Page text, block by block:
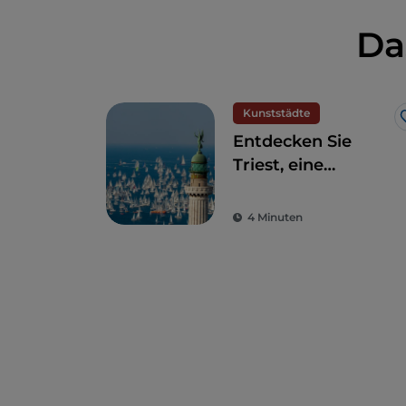
Kunststädte
Entdecken Sie
Triest, eine
internationaler
4 Minuten